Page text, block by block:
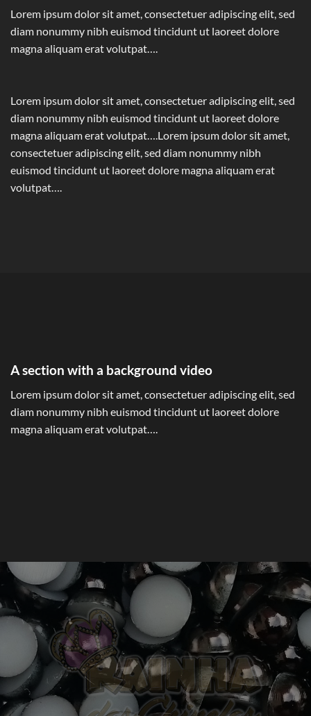
Lorem ipsum dolor sit amet, consectetuer adipiscing elit, sed
diam nonummy nibh euismod tincidunt ut laoreet dolore
magna aliquam erat volutpat….
Lorem ipsum dolor sit amet, consectetuer adipiscing elit, sed
diam nonummy nibh euismod tincidunt ut laoreet dolore
magna aliquam erat volutpat….Lorem ipsum dolor sit amet,
consectetuer adipiscing elit, sed diam nonummy nibh
euismod tincidunt ut laoreet dolore magna aliquam erat
volutpat….
A section with a background video
Lorem ipsum dolor sit amet, consectetuer adipiscing elit, sed
diam nonummy nibh euismod tincidunt ut laoreet dolore
magna aliquam erat volutpat….